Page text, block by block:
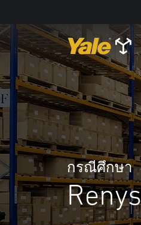
กรณีศึกษา